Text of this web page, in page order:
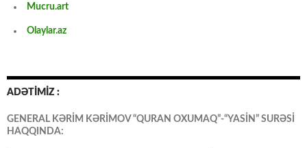
Mucru.art
Olaylar.az
ADƏTİMİZ :
GENERAL KƏRİM KƏRİMOV “QURAN OXUMAQ”-“YASİN” SURƏSİ
HAQQINDA: